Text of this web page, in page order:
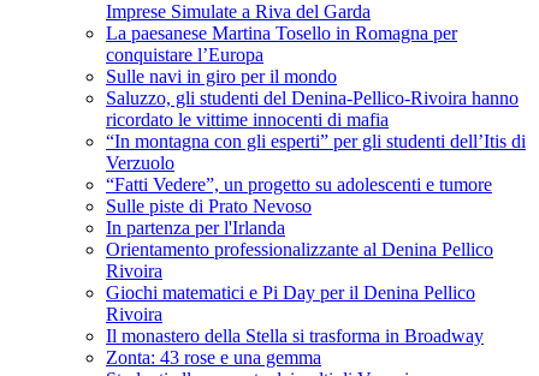
Imprese Simulate a Riva del Garda
La paesanese Martina Tosello in Romagna per
conquistare l’Europa
Sulle navi in giro per il mondo
Saluzzo, gli studenti del Denina-Pellico-Rivoira hanno
ricordato le vittime innocenti di mafia
“In montagna con gli esperti” per gli studenti dell’Itis di
Verzuolo
“Fatti Vedere”, un progetto su adolescenti e tumore
Sulle piste di Prato Nevoso
In partenza per l'Irlanda
Orientamento professionalizzante al Denina Pellico
Rivoira
Giochi matematici e Pi Day per il Denina Pellico
Rivoira
Il monastero della Stella si trasforma in Broadway
Zonta: 43 rose e una gemma